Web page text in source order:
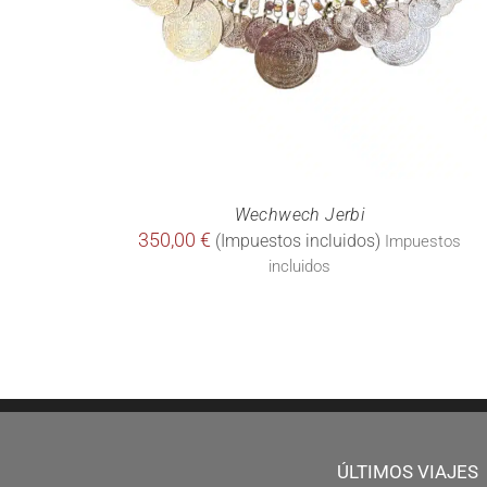
Wechwech Jerbi
350,00 €
Impuestos
incluidos
ÚLTIMOS VIAJES